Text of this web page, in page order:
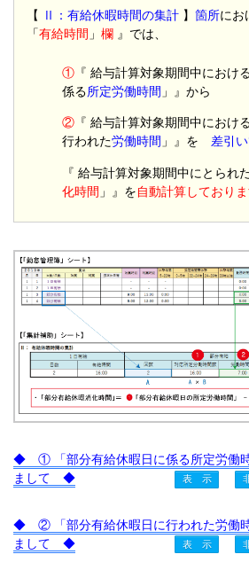
【 Ⅱ：有給休暇時間の集計 】箇所にお
「有給時間 」欄 』では、
① 『 給与計算対象期間中におけ
係る所定労働時間 」』から
② 『 給与計算対象期間中におけ
行われた労働時間 」』を 差引
『 給与計算対象期間中にとられ
化時間 」』を自動計算しており
◆ ① 「部分有給休暇日に係る所定労働時
まして ◆
◆ ② 「部分有給休暇日に行われた労働時
まして ◆